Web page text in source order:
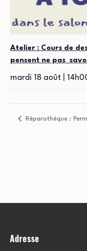
Atelier : Cours de
pensent ne pas
mardi 18 août |
Réparothèque :
Adresse